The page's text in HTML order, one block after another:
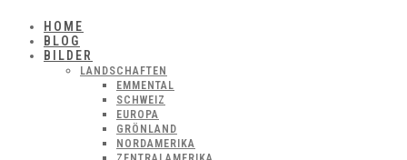
HOME
BLOG
BILDER
LANDSCHAFTEN
EMMENTAL
SCHWEIZ
EUROPA
GRÖNLAND
NORDAMERIKA